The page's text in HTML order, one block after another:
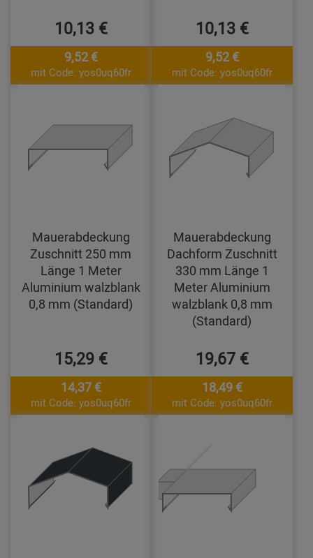
10,13 €
9,52 €
mit Code: yos0uq60fr
10,13 €
9,52 €
mit Code: yos0uq60fr
Mauerabdeckung
Zuschnitt 250 mm
Länge 1 Meter
Aluminium walzblank
0,8 mm (Standard)
15,29 €
14,37 €
mit Code: yos0uq60fr
Mauerabdeckung
Dachform Zuschnitt
330 mm Länge 1
Meter Aluminium
walzblank 0,8 mm
(Standard)
19,67 €
18,49 €
mit Code: yos0uq60fr